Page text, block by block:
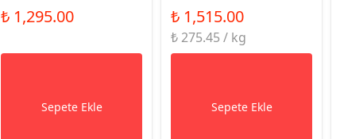
₺ 1,295.00
Sepete Ekle
₺ 1,515.00
₺ 275.45 / kg
Sepete Ekle